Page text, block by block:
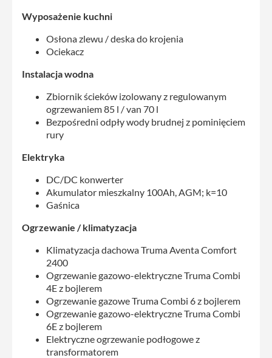
Wyposażenie kuchni
Osłona zlewu / deska do krojenia
Ociekacz
Instalacja wodna
Zbiornik ścieków izolowany z regulowanym
ogrzewaniem 85 l / van 70 l
Bezpośredni odpły wody brudnej z pominięciem
rury
Elektryka
DC/DC konwerter
Akumulator mieszkalny 100Ah, AGM; k=10
Gaśnica
Ogrzewanie / klimatyzacja
Klimatyzacja dachowa Truma Aventa Comfort
2400
Ogrzewanie gazowo-elektryczne Truma Combi
4E z bojlerem
Ogrzewanie gazowe Truma Combi 6 z bojlerem
Ogrzewanie gazowo-elektryczne Truma Combi
6E z bojlerem
Elektryczne ogrzewanie podłogowe z
transformatorem